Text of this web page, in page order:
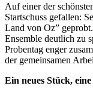
Auf einer der
Startschuss gefallen:
Land von Oz”
Ensemble deutlich zu
Probentag enger
der gemeinsamen
Ein neues Stück,